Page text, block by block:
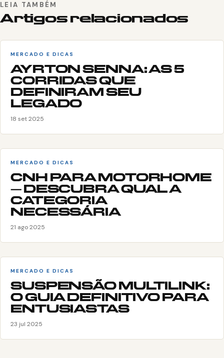
LEIA TAMBÉM
Artigos relacionados
MERCADO E DICAS
AYRTON SENNA: AS 5
CORRIDAS QUE
DEFINIRAM SEU
LEGADO
18 set 2025
MERCADO E DICAS
CNH PARA MOTORHOME
– DESCUBRA QUAL A
CATEGORIA
NECESSÁRIA
21 ago 2025
MERCADO E DICAS
SUSPENSÃO MULTILINK:
O GUIA DEFINITIVO PARA
ENTUSIASTAS
23 jul 2025